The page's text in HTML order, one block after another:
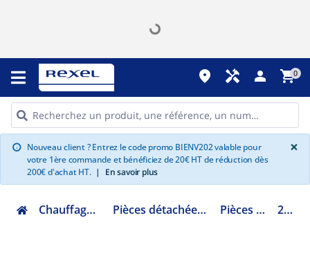
place handyman person shopping_cart0
info Nouveau client ? Entrez le code promo BIENV202 valable pour
votre 1ère commande et bénéficiez de 20€ HT de réduction dès
200€ d'achat HT. | En savoir plus
×
Chauffage hydraulique et plomberie Pièces détachées chauffage hydraulique et plomberie Pièces détachées chaufferie 22L0199020